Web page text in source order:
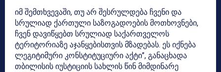
იმ შემთხვევაში, თუ არ შესრულდება ჩვენი და
სრულიად ქართული საზოგადოების მოთხოვნები,
ჩვენ დავიწყებთ სრულიად საქართველოს
ტერიტორიაზე აჯანყებისთვის მზადებას. ეს იქნება
ლეგიტიმური კონსტიტუციური აქტი”, განაცხადა
თბილისის იუსტიციის სახლის წინ მიმდინარე